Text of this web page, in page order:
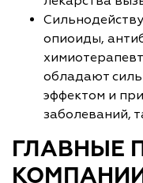
опиоиды,
обладают
эффектом и
заболеваний,
ГЛАВНЫЕ